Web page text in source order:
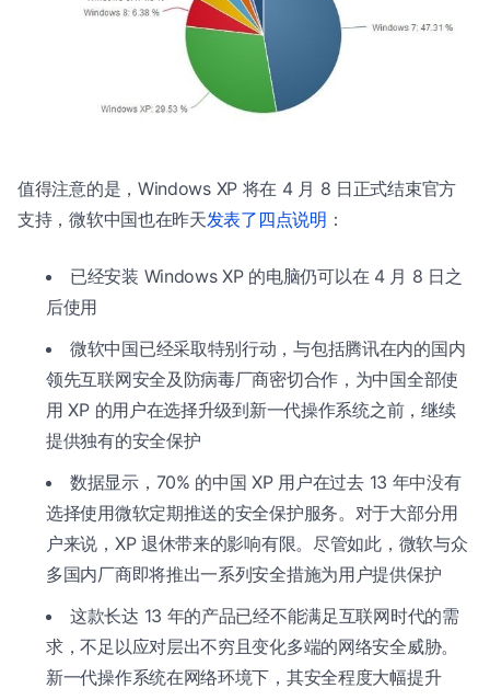
值得注意的是，Windows XP 将在 4 月 8 日正式结束官方
支持，微软中国也在昨天发表了四点说明 ：
已经安装 Windows XP 的电脑仍可以在 4 月 8 日之
后使用
微软中国已经采取特别行动，与包括腾讯在内的国内
领先互联网安全及防病毒厂商密切合作，为中国全部使
用 XP 的用户在选择升级到新一代操作系统之前，继续
提供独有的安全保护
数据显示，70% 的中国 XP 用户在过去 13 年中没有
选择使用微软定期推送的安全保护服务。对于大部分用
户来说，XP 退休带来的影响有限。尽管如此，微软与众
多国内厂商即将推出一系列安全措施为用户提供保护
这款长达 13 年的产品已经不能满足互联网时代的需
求，不足以应对层出不穷且变化多端的网络安全威胁。
新一代操作系统在网络环境下，其安全程度大幅提升